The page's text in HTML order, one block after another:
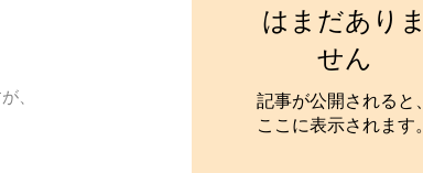
、
はまだありま
せん
記事が公開されると、
ここに表示されます。